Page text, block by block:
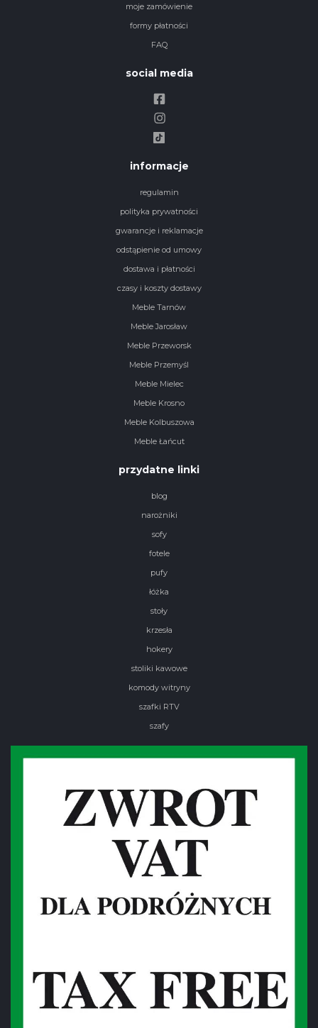
moje zamówienie
formy płatności
FAQ
social media
informacje
regulamin
polityka prywatności
gwarancje i reklamacje
odstąpienie od umowy
dostawa i płatności
czasy i koszty dostawy
Meble Tarnów
Meble Jarosław
Meble Przeworsk
Meble Przemyśl
Meble Mielec
Meble Krosno
Meble Kolbuszowa
Meble Łańcut
przydatne linki
blog
narożniki
sofy
fotele
pufy
łóżka
stoły
krzesła
hokery
stoliki kawowe
komody witryny
szafki RTV
szafy